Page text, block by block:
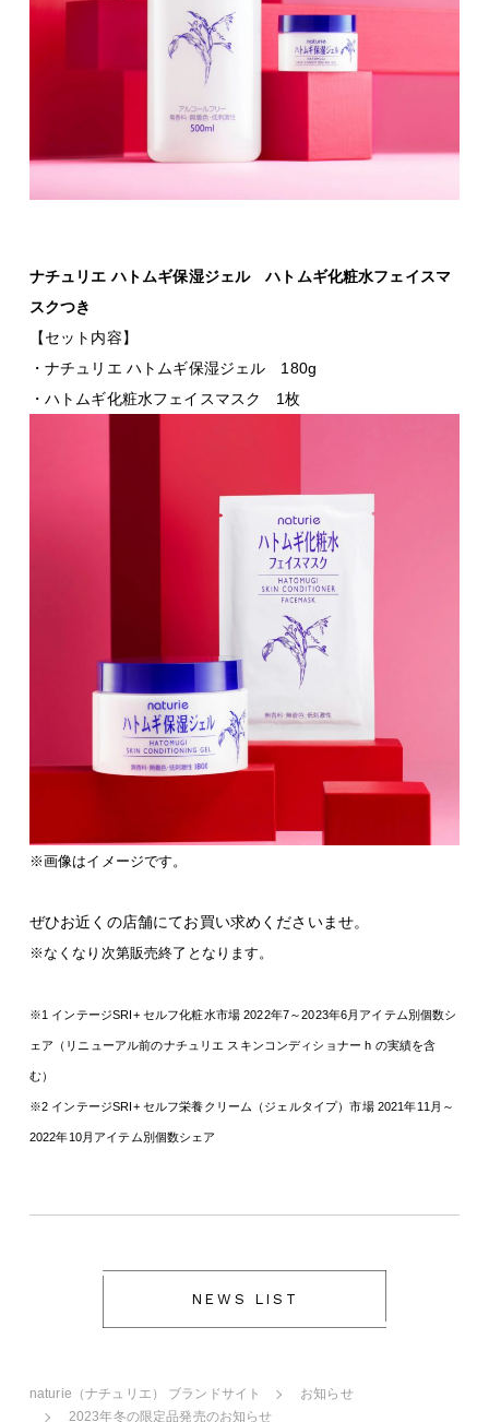
ナチュリエ ハトムギ保湿ジェルハトムギ化粧水フェイスマ
スクつき
【セット内容】
・ナチュリエ ハトムギ保湿ジェル 180g
・ハトムギ化粧水フェイスマスク 1枚
※画像はイメージです。
ぜひお近くの店舗にてお買い求めくださいませ。
※なくなり次第販売終了となります。
※1 インテージSRI+ セルフ化粧水市場 2022年7～2023年6月アイテム別個数シ
ェア（リニューアル前のナチュリエ スキンコンディショナー h の実績を含
む）
※2 インテージSRI+ セルフ栄養クリーム（ジェルタイプ）市場 2021年11月～
2022年10月アイテム別個数シェア
NEWS LIST
naturie（ナチュリエ） ブランドサイト
お知らせ
2023年冬の限定品発売のお知らせ